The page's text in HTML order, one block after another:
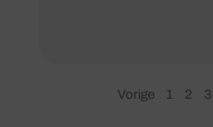
Vorige 1 2 3